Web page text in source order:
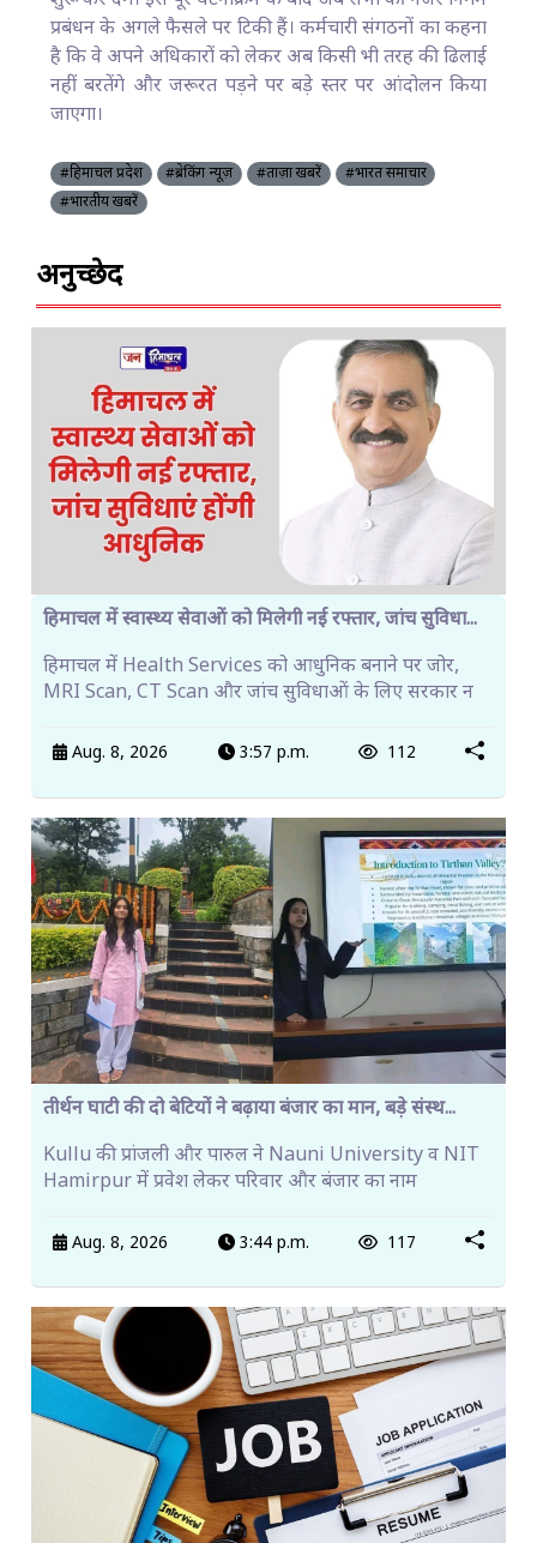
प्रबंधन के अगले फैसले पर टिकी हैं। कर्मचारी संगठनों का कहना
है कि वे अपने अधिकारों को लेकर अब किसी भी तरह की ढिलाई
नहीं बरतेंगे और जरूरत पड़ने पर बड़े स्तर पर आंदोलन किया
जाएगा।
#हिमाचल प्रदेश #ब्रेकिंग न्यूज़ #ताज़ा खबरें
#भारत समाचार
#भारतीय खबरें
अनुच्छेद
हिमाचल में स्वास्थ्य सेवाओं को मिलेगी नई रफ्तार, जांच सुविधा...
हिमाचल में Health Services को आधुनिक बनाने पर जोर,
MRI Scan, CT Scan और जांच सुविधाओं के लिए सरकार न
Aug. 8, 2026 3:57 p.m. 112
तीर्थन घाटी की दो बेटियों ने बढ़ाया बंजार का मान, बड़े संस्थ...
Kullu की प्रांजली और पारुल ने Nauni University व NIT
Hamirpur में प्रवेश लेकर परिवार और बंजार का नाम
Aug. 8, 2026 3:44 p.m. 117